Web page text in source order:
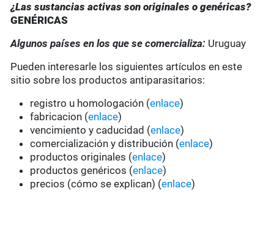
¿Las sustancias activas son originales o genéricas?
GENÉRICAS
Algunos países en los que se comercializa: Uruguay
Pueden interesarle los siguientes artículos en este
sitio sobre los productos antiparasitarios:
registro u homologación (enlace)
fabricacion (enlace)
vencimiento y caducidad (enlace)
comercialización y distribución (enlace)
productos originales (enlace)
productos genéricos (enlace)
precios (cómo se explican) (enlace)